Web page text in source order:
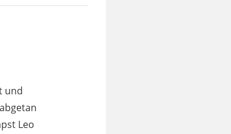
und
Leo